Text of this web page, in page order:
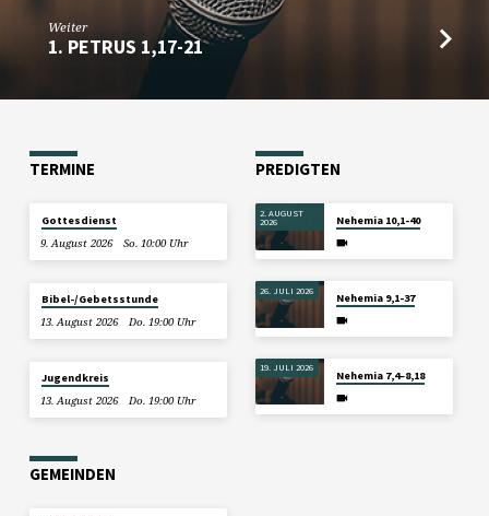
Weiter
1. PETRUS 1,17-21
TERMINE
Gottesdienst
9. August 2026
So. 10:00 Uhr
Bibel-/Gebetsstunde
13. August 2026
Do. 19:00 Uhr
Jugendkreis
13. August 2026
Do. 19:00 Uhr
PREDIGTEN
2. AUGUST
2026 Nehemia 10,1-40
26. JULI 2026
Nehemia 9,1-37
19. JULI 2026
Nehemia 7,4–8,18
GEMEINDEN